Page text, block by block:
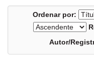
Ordenar por:
Autor/